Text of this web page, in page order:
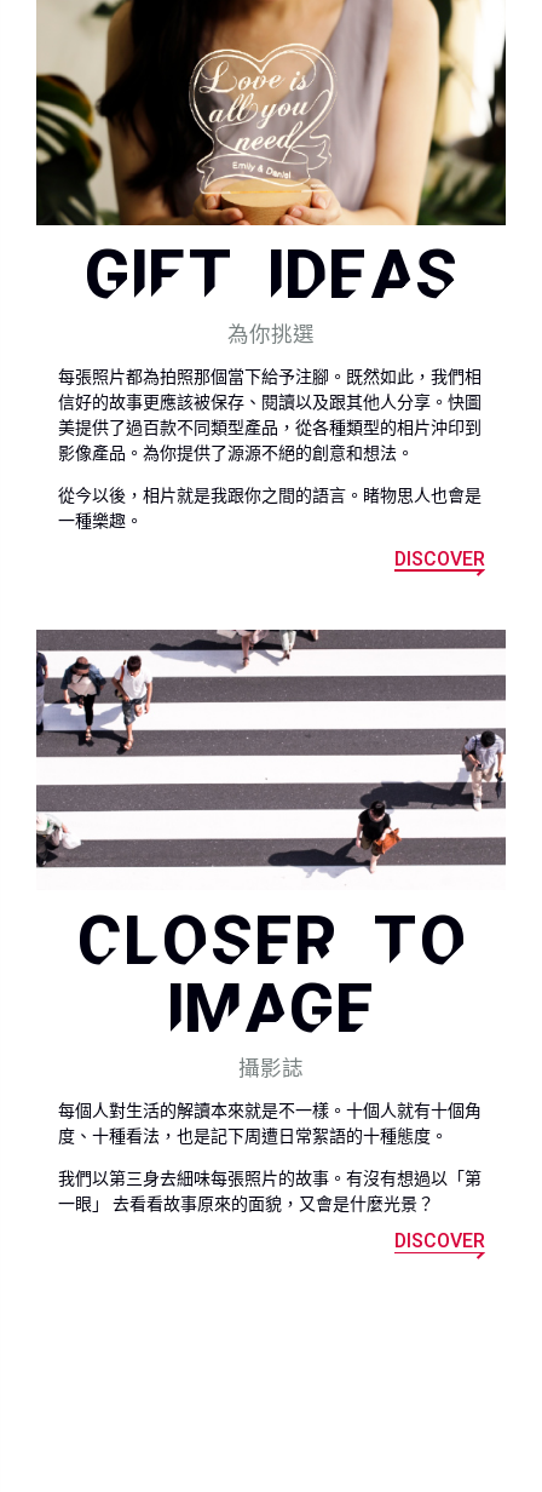
GIFT IDEAS
為你挑選
每張照片都為拍照那個當下給予注腳。既然如此，我們相
信好的故事更應該被保存、閱讀以及跟其他人分享。快圖
美提供了過百款不同類型產品，從各種類型的相片沖印到
影像產品。為你提供了源源不絕的創意和想法。
從今以後，相片就是我跟你之間的語言。睹物思人也會是
一種樂趣。
DISCOVER
CLOSER TO
IMAGE
攝影誌
每個人對生活的解讀本來就是不一樣。十個人就有十個角
度、十種看法，也是記下周遭日常絮語的十種態度。
我們以第三身去細味每張照片的故事。有沒有想過以「第
一眼」 去看看故事原來的面貌，又會是什麼光景？
DISCOVER